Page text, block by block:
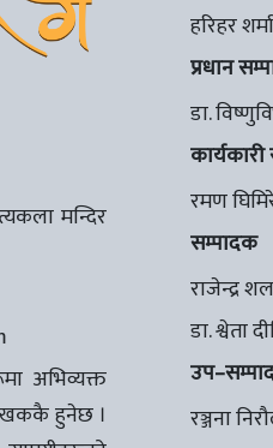
मन्दिर
अभिव्यक्त
हुनेछ ।
हरिहर शर्मा
प्रधान
डा.
रमण
सम्पादक
राजेन्द्र
डा. श्वेता
रञ्जना